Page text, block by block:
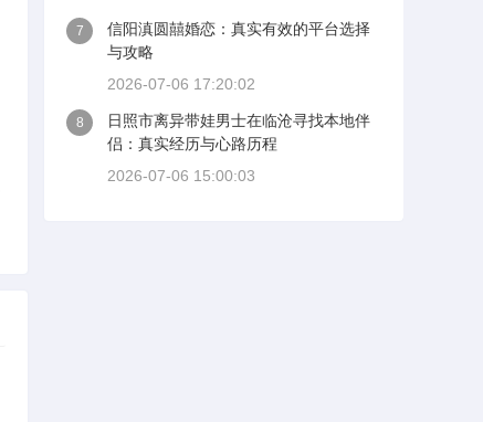
7
信阳滇圆囍婚恋：真实有效的平台选择
与攻略
2026-07-06 17:20:02
8
日照市离异带娃男士在临沧寻找本地伴
侣：真实经历与心路历程
2026-07-06 15:00:03